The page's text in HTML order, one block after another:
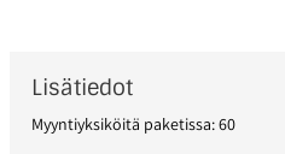
Lisätiedot
Myyntiyksiköitä paketissa: 60